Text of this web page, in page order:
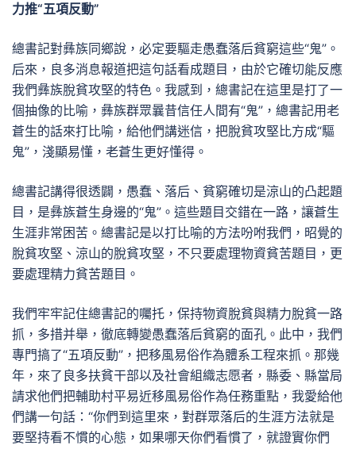
力推“五項反動”
總書記對彝族同鄉說，必定要驅走愚蠢落后貧窮這些“鬼”。
后來，良多消息報道把這句話看成題目，由於它確切能反應
我們彝族脫貧攻堅的特色。我感到，總書記在這里是打了一
個抽像的比喻，彝族群眾曩昔信任人間有“鬼”，總書記用老
蒼生的話來打比喻，給他們講迷信，把脫貧攻堅比方成“驅
鬼”，淺顯易懂，老蒼生更好懂得。
總書記講得很透闢，愚蠢、落后、貧窮確切是涼山的凸起題
目，是彝族蒼生身邊的“鬼”。這些題目交錯在一路，讓蒼生
生涯非常困苦。總書記是以打比喻的方法吩咐我們，昭覺的
脫貧攻堅、涼山的脫貧攻堅，不只要處理物資貧苦題目，更
要處理精力貧苦題目。
我們牢牢記住總書記的囑托，保持物資脫貧與精力脫貧一路
抓，多措并舉，徹底轉變愚蠢落后貧窮的面孔。此中，我們
專門搞了“五項反動”，把移風易俗作為體系工程來抓。那幾
年，來了良多扶貧干部以及社會組織志愿者，縣委、縣當局
請求他們把輔助村平易近移風易俗作為任務重點，我愛給他
們講一句話：“你們到這里來，對群眾落后的生涯方法就是
要堅持看不慣的心態，如果哪天你們看慣了，就證實你們